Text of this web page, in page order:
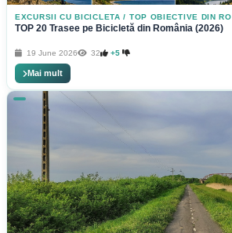
EXCURSII CU BICICLETA / TOP OBIECTIVE DIN RO
TOP 20 Trasee pe Bicicletă din România (2026)
19 June 2026 32 +5
Mai mult